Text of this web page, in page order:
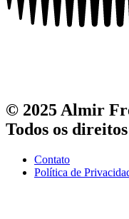
© 2025 Almir
Todos os
Contato
Política de